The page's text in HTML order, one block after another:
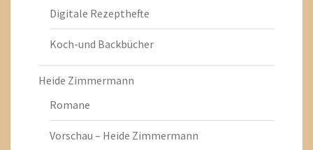
Digitale Rezepthefte
Koch-und Backbücher
Heide Zimmermann
Romane
Vorschau – Heide Zimmermann